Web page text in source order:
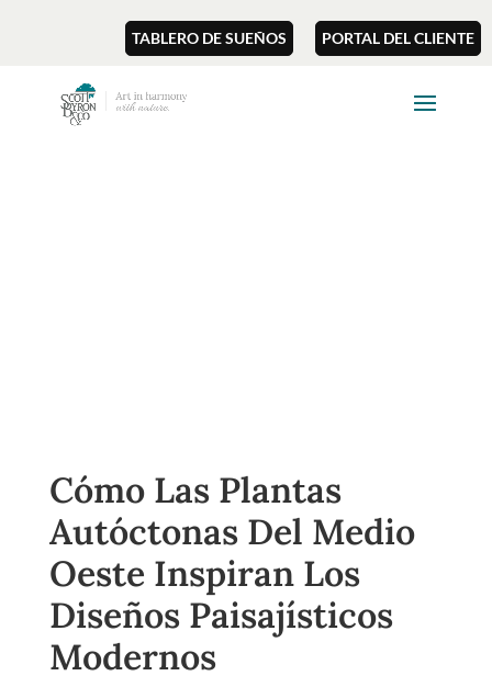
TABLERO DE SUEÑOS PORTAL DEL CLIENTE
Cómo Las Plantas
Autóctonas Del Medio
Oeste Inspiran Los
Diseños Paisajísticos
Modernos